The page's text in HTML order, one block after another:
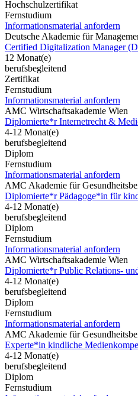
Hochschulzertifikat
Fernstudium
Informationsmaterial anfordern
Deutsche Akademie für
Certified Digitalization Manager
12 Monat(e)
berufsbegleitend
Zertifikat
Fernstudium
Informationsmaterial anfordern
AMC Wirtschaftsakademie Wien
Diplomierte*r Internetrecht &
4-12 Monat(e)
berufsbegleitend
Diplom
Fernstudium
Informationsmaterial anfordern
AMC Akademie für
Diplomierte*r Pädagoge*in für
4-12 Monat(e)
berufsbegleitend
Diplom
Fernstudium
Informationsmaterial anfordern
AMC Wirtschaftsakademie Wien
Diplomierte*r Public Relations-
4-12 Monat(e)
berufsbegleitend
Diplom
Fernstudium
Informationsmaterial anfordern
AMC Akademie für
Experte*in kindliche
4-12 Monat(e)
berufsbegleitend
Diplom
Fernstudium